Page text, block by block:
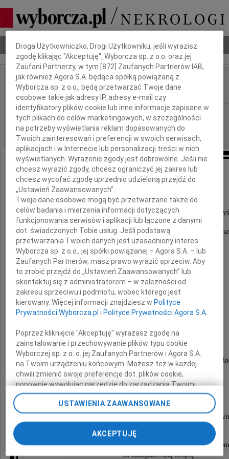
Nekrologi Odeszli Poradnik pogrzebowy
IMIĘ I NAZWISKO: Katarzyna Szmyd
REGION: Katowice
DATA EMISJI: 17.07.2015
Podziękowanie
Wszystkim,
którzy wsparli nas słowami otuchy i serdeczną
nadesłali kondolencje oraz uczestniczyli
w uroczystościach pogrzebowych i pożegnali
Mamę, Babcię i Prababcię
Katarzynę Szmyd
a szczególnie:
Ojcu Janowi Nodze
za duchową opiekę nad Zmarłą, wsparcie dla całej
i poprowadzenie ceremonii pogrzebowej,
za wieloletnią, troskliwą opiekę,
Przyjaciołom, pani Hannie Ferenc, Małgorzacie
i Janinie Hatossy za częste odwiedziny,
rehabilitantom Marcie Małek i Janowi
za zaangażowaną terapię
Dbamy o Twoją prywatność
Droga Użytkowniczko, Drogi Użytkowniku, jeśli wyrazisz
zgodę klikając "Akceptuję", Wyborcza sp. z o.o. oraz jej
Zaufani Partnerzy, w tym [872 ] Zaufanych Partnerów IAB,
jak również Agora S.A. będąca spółką powiązaną z
Wyborcza sp. z o.o., będą przetwarzać Twoje dane
osobowe takie jak adresy IP, adresy e-mail czy
identyfikatory plików cookie lub inne informacje zapisane w
tych plikach do celów marketingowych, w szczególności
na potrzeby wyświetlania reklam dopasowanych do
Twoich zainteresowań i preferencji w swoich serwisach,
aplikacjach i w Internecie lub personalizacji treści w nich
wyświetlanych. Wyrażenie zgody jest dobrowolne. Jeśli nie
chcesz wyrazić zgody, chcesz ograniczyć jej zakres lub
chcesz wycofać zgodę uprzednio udzieloną przejdź do
„Ustawień Zaawansowanych”.
Twoje dane osobowe mogą być przetwarzane także do
celów badania i mierzenia informacji dotyczących
funkcjonowania serwisów i aplikacji lub łączone z danymi
dot. świadczonych Tobie usług. Jeśli podstawą
przetwarzania Twoich danych jest uzasadniony interes
Wyborcza sp. z o.o., jej spółki powiązanej – Agora S.A. – lub
Zaufanych Partnerów, masz prawo wyrazić sprzeciw. Aby
to zrobić przejdź do „Ustawień Zaawansowanych” lub
skontaktuj się z administratorem – w zależności od
zakresu sprzeciwu i podmiotu, wobec którego jest
kierowany. Więcej informacji znajdziesz w Polityce
Prywatności Wyborcza.pl i Polityce Prywatności Agora S.A.
Poprzez kliknięcie "Akceptuję" wyrażasz zgodę na
zainstalowanie i przechowywanie plików typu cookie
Wyborczej sp. z o. o. jej Zaufanych Partnerów i Agora S.A.
na Twoim urządzeniu końcowym. Możesz też w każdej
chwili zmienić swoje preferencje dot. plików cookie,
ponownie wywołując narzędzie do zarządzania Twoimi
preferencjami dot. przetwarzania danych poprzez
odnośnik „Ustawienia prywatności” w stopce serwisu i
przechodząc do sekcji „Ustawienia zaawansowane”.
Zmiana ustawień plików cookie możliwa jest także za
pomocą ustawień przeglądarki.
My, nasi Zaufani Partnerzy i Agora S.A. możemy
USTAWIENIA ZAAWANSOWANE
AKCEPTUJĘ